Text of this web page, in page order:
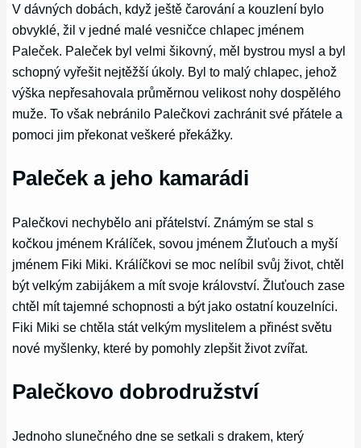
V dávných dobách, když ještě čarování a kouzlení bylo
obvyklé, žil v jedné malé vesničce chlapec jménem
Paleček. Paleček byl velmi šikovný, měl bystrou mysl a byl
schopný vyřešit nejtěžší úkoly. Byl to malý chlapec, jehož
výška nepřesahovala průměrnou velikost nohy dospělého
muže. To však nebránilo Palečkovi zachránit své přátele a
pomoci jim překonat veškeré překážky.
Paleček a jeho kamarádi
Palečkovi nechybělo ani přátelství. Známým se stal s
kočkou jménem Králíček, sovou jménem Žluťouch a myší
jménem Fiki Miki. Králíčkovi se moc nelíbil svůj život, chtěl
být velkým zabijákem a mít svoje království. Žluťouch zase
chtěl mít tajemné schopnosti a být jako ostatní kouzelníci.
Fiki Miki se chtěla stát velkým myslitelem a přinést světu
nové myšlenky, které by pomohly zlepšit život zvířat.
Palečkovo dobrodružství
Jednoho slunečného dne se setkali s drakem, který